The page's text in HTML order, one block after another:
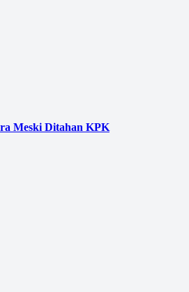
Meski Ditahan KPK